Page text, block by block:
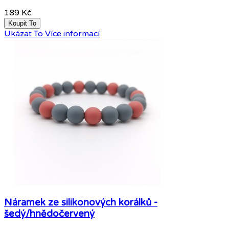
189 Kč
Koupit To
Ukázat To Více informací
Náramek ze silikonových korálků -
šedý/hnědočervený